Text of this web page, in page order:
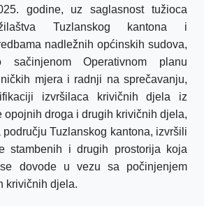
godine, uz saglasnost tužioca
Tuzlanskog kantona i
nadležnih općinskih sudova,
Operativnom planu
mjera i radnji na sprečavanju,
izvršilaca krivičnih djela iz
opojnih droga i drugih krivičnih djela,
Tuzlanskog kantona, izvršili
stambenih i drugih prostorija koja
dovode u vezu sa počinjenjem
krivičnih djela.